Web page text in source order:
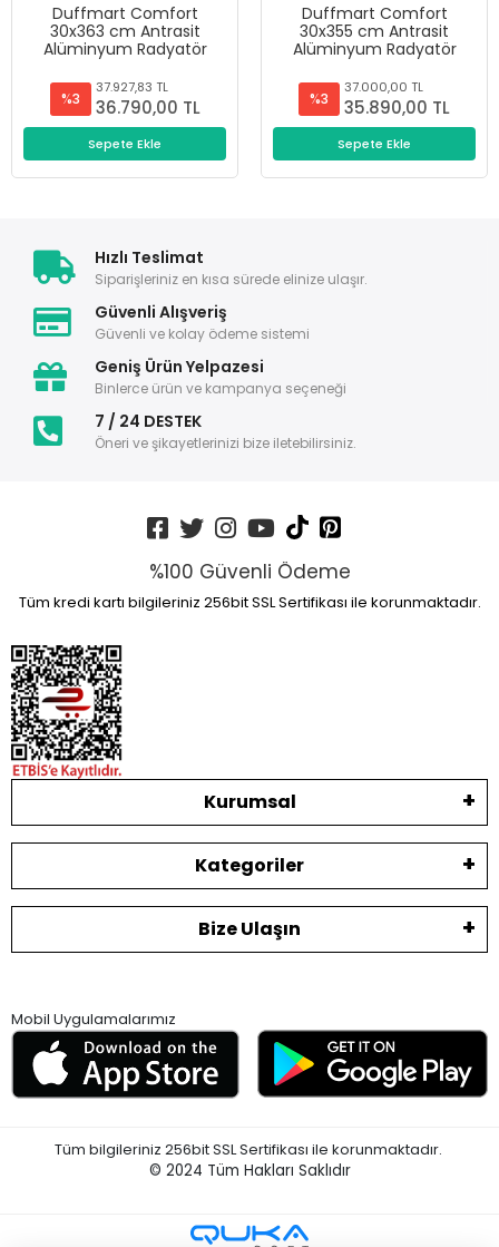
Duffmart Comfort
30x363 cm Antrasit
Alüminyum Radyatör
%3
37.927,83 TL
36.790,00 TL
Sepete Ekle
Duffmart Comfort
30x355 cm Antrasit
Alüminyum Radyatör
%3
37.000,00 TL
35.890,00 TL
Sepete Ekle
Hızlı Teslimat
Siparişleriniz en kısa sürede elinize ulaşır.
Güvenli Alışveriş
Güvenli ve kolay ödeme sistemi
Geniş Ürün Yelpazesi
Binlerce ürün ve kampanya seçeneği
7 / 24 DESTEK
Öneri ve şikayetlerinizi bize iletebilirsiniz.
%100 Güvenli Ödeme
Tüm kredi kartı bilgileriniz 256bit SSL Sertifikası ile korunmaktadır.
Kurumsal
Kategoriler
Bize Ulaşın
Mobil Uygulamalarımız
Tüm bilgileriniz 256bit SSL Sertifikası ile korunmaktadır.
© 2024 Tüm Hakları Saklıdır